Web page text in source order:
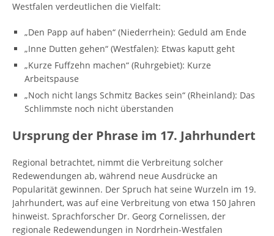
Westfalen verdeutlichen die Vielfalt:
„Den Papp auf haben“ (Niederrhein): Geduld am Ende
„Inne Dutten gehen“ (Westfalen): Etwas kaputt geht
„Kurze Fuffzehn machen“ (Ruhrgebiet): Kurze
Arbeitspause
„Noch nicht langs Schmitz Backes sein“ (Rheinland): Das
Schlimmste noch nicht überstanden
Ursprung der Phrase im 17. Jahrhundert
Regional betrachtet, nimmt die Verbreitung solcher
Redewendungen ab, während neue Ausdrücke an
Popularität gewinnen. Der Spruch hat seine Wurzeln im 19.
Jahrhundert, was auf eine Verbreitung von etwa 150 Jahren
hinweist. Sprachforscher Dr. Georg Cornelissen, der
regionale Redewendungen in Nordrhein-Westfalen